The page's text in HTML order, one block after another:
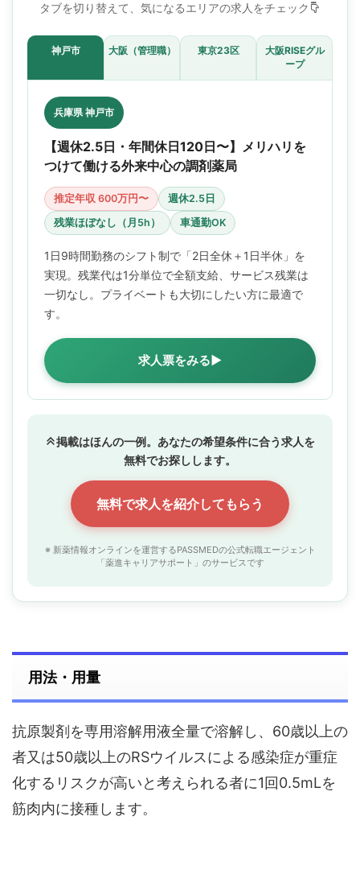
タブを切り替えて、気になるエリアの求人をチェック
神戸市 大阪（管理職） 東京23区
大阪RISEグル
ープ
兵庫県 神戸市
【週休2.5日・年間休日120日〜】メリハリを
つけて働ける外来中心の調剤薬局
推定年収 600万円〜
週休2.5日
残業ほぼなし（月5h）
車通勤OK
1日9時間勤務のシフト制で「2日全休＋1日半休」を
実現。残業代は1分単位で全額支給、サービス残業は
一切なし。プライベートも大切にしたい方に最適で
す。
求人票をみる▶
掲載はほんの一例。あなたの希望条件に合う求人を
無料でお探しします。
無料で求人を紹介してもらう
※ 新薬情報オンラインを運営するPASSMEDの公式転職エージェント
「薬進キャリアサポート」のサービスです
用法・用量
抗原製剤を専用溶解用液全量で溶解し、60歳以上の
者又は50歳以上のRSウイルスによる感染症が重症
化するリスクが高いと考えられる者に1回0.5mLを
筋肉内に接種します。